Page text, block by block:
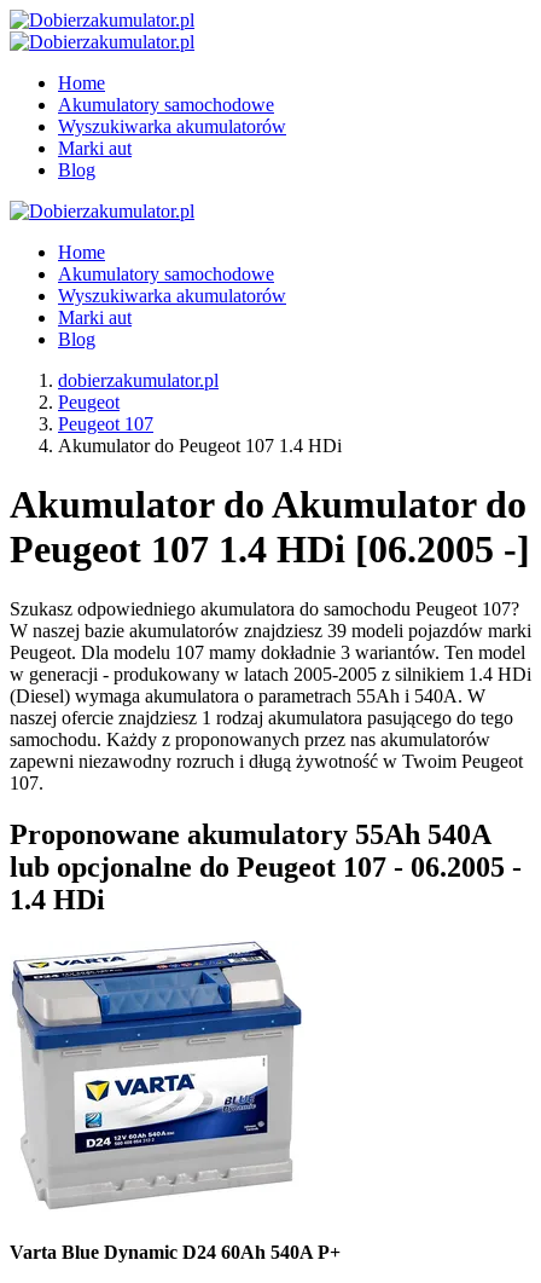
Home
Akumulatory samochodowe
Wyszukiwarka akumulatorów
Marki aut
Blog
Home
Akumulatory samochodowe
Wyszukiwarka akumulatorów
Marki aut
Blog
dobierzakumulator.pl
Peugeot
Peugeot 107
Akumulator do Peugeot 107 1.4 HDi
Akumulator do Akumulator do
Peugeot 107 1.4 HDi [06.2005 -]
Szukasz odpowiedniego akumulatora do samochodu Peugeot 107?
W naszej bazie akumulatorów znajdziesz 39 modeli pojazdów marki
Peugeot. Dla modelu 107 mamy dokładnie 3 wariantów. Ten model
w generacji - produkowany w latach 2005-2005 z silnikiem 1.4 HDi
(Diesel) wymaga akumulatora o parametrach 55Ah i 540A. W
naszej ofercie znajdziesz 1 rodzaj akumulatora pasującego do tego
samochodu. Każdy z proponowanych przez nas akumulatorów
zapewni niezawodny rozruch i długą żywotność w Twoim Peugeot
107.
Proponowane akumulatory 55Ah 540A
lub opcjonalne do Peugeot 107 - 06.2005 -
1.4 HDi
Varta Blue Dynamic D24 60Ah 540A P+